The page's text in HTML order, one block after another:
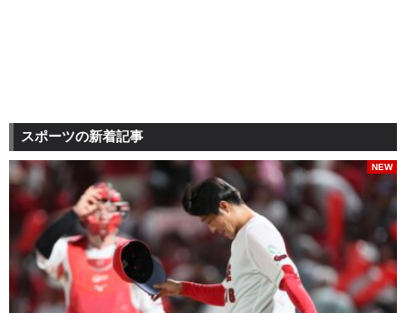
スポーツの新着記事
NEW